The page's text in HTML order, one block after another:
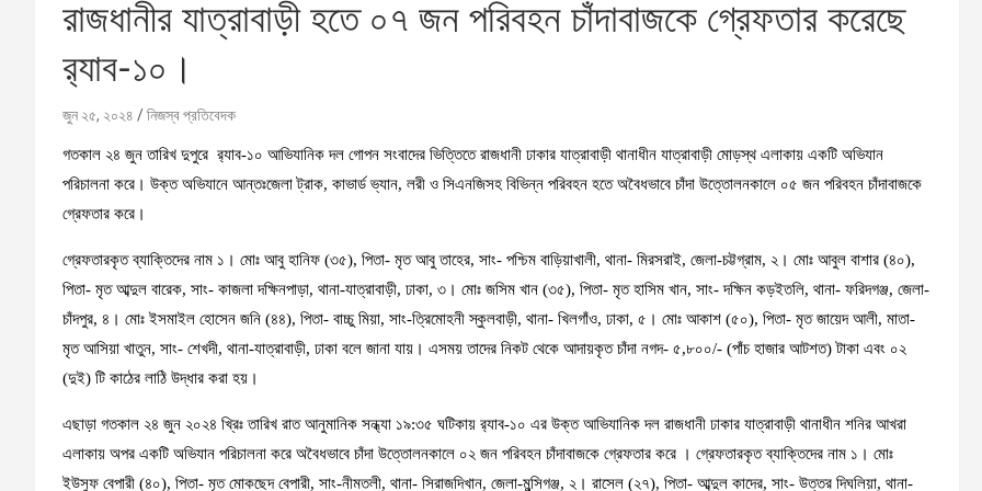
রাজধানীর যাত্রাবাড়ী হতে ০৭ জন পরিবহন চাঁদাবাজকে গ্রেফতার করেছে
র‌্যাব-১০।
জুন ২৫, ২০২৪ নিজস্ব প্রতিবেদক
গতকাল ২৪ জুন তারিখ দুপুরে ‌ র‌্যাব-১০ আভিযানিক দল গোপন সংবাদের ভিত্তিতে রাজধানী ঢাকার যাত্রাবাড়ী থানাধীন যাত্রাবাড়ী মোড়স্থ এলাকায় একটি অভিযান
পরিচালনা করে। উক্ত অভিযানে আন্তঃজেলা ট্রাক, কাভার্ড ভ্যান, লরী ও সিএনজিসহ বিভিন্ন পরিবহন হতে অবৈধভাবে চাঁদা উত্তোলনকালে ০৫ জন পরিবহন চাঁদাবাজকে
গ্রেফতার করে।
গ্রেফতারকৃত ব্যাক্তিদের নাম ১। মোঃ আবু হানিফ (৩৫), পিতা- মৃত আবু তাহের, সাং- পশ্চিম বাড়িয়াখালী, থানা- মিরসরাই, জেলা-চট্টগ্রাম, ২। মোঃ আবুল বাশার (৪০),
পিতা- মৃত আব্দুল বারেক, সাং- কাজলা দক্ষিনপাড়া, থানা-যাত্রাবাড়ী, ঢাকা, ৩। মোঃ জসিম খান (৩৫), পিতা- মৃত হাসিম খান, সাং- দক্ষিন কড়ইতলি, থানা- ফরিদগঞ্জ, জেলা-
চাঁদপুর, ৪। মোঃ ইসমাইল হোসেন জনি (৪৪), পিতা- বাচ্চু মিয়া, সাং-ত্রিমোহনী স্কুলবাড়ী, থানা- খিলগাঁও, ঢাকা, ৫। মোঃ আকাশ (৫০), পিতা- মৃত জায়েদ আলী, মাতা-
মৃত আসিয়া খাতুন, সাং- শেখদী, থানা-যাত্রাবাড়ী, ঢাকা বলে জানা যায়। এসময় তাদের নিকট থেকে আদায়কৃত চাঁদা নগদ- ৫,৮০০/- (পাঁচ হাজার আটশত) টাকা এবং ০২
(দুই) টি কাঠের লাঠি উদ্ধার করা হয়।
এছাড়া গতকাল ২৪ জুন ২০২৪ খ্রিঃ তারিখ রাত আনুমানিক সন্ধ্যা ১৯:৩৫ ঘটিকায় র‌্যাব-১০ এর উক্ত আভিযানিক দল রাজধানী ঢাকার যাত্রাবাড়ী থানাধীন শনির আখরা
এলাকায় অপর একটি অভিযান পরিচালনা করে অবৈধভাবে চাঁদা উত্তোলনকালে ০২ জন পরিবহন চাঁদাবাজকে গ্রেফতার করে । গ্রেফতারকৃত ব্যাক্তিদের নাম ১। মোঃ
ইউসুফ বেপারী (৪০), পিতা- মৃত মোকছেদ বেপারী, সাং-নীমতলী, থানা- সিরাজদিখান, জেলা-মুন্সিগঞ্জ, ২। রাসেল (২৭), পিতা- আব্দুল কাদের, সাং- উত্তর দিঘলিয়া, থানা-